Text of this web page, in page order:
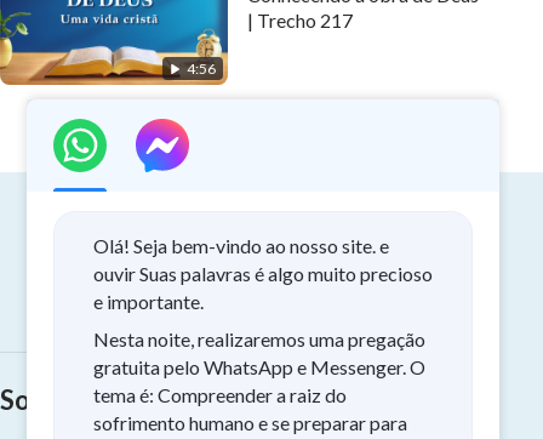
4:56
| Trecho 217
Testemunho de Fé
Sobre o retorno do Senhor
Olá! Seja bem-vindo ao nosso site. e
ouvir Suas palavras é algo muito precioso
e importante.
Nesta noite, realizaremos uma pregação
gratuita pelo WhatsApp e Messenger. O
tema é: Compreender a raiz do
sofrimento humano e se preparar para